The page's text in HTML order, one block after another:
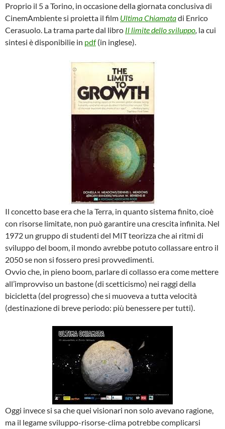
Proprio il 5 a Torino, in occasione della giornata conclusiva di
CinemAmbiente si proietta il film Ultima Chiamatadi Enrico
Cerasuolo. La trama parte dal libro Il limite dello sviluppo, la cui
sintesi è disponibilie in pdf(in inglese).
Il concetto base era che la Terra, in quanto sistema finito, cioè
con risorse limitate, non può garantire una crescita infinita. Nel
1972 un gruppo di studenti del MIT teorizza che ai ritmi di
sviluppo del boom, il mondo avrebbe potuto collassare entro il
2050 se non si fossero presi provvedimenti.
Ovvio che, in pieno boom, parlare di collasso era come mettere
all’improvviso un bastone (di scetticismo) nei raggi della
bicicletta (del progresso) che si muoveva a tutta velocità
(destinazione di breve periodo: più benessere per tutti).
Oggi invece si sa che quei visionari non solo avevano ragione,
ma il legame sviluppo-risorse-clima potrebbe complicarsi